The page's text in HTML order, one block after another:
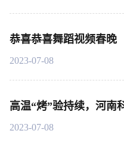
恭喜恭喜舞蹈视频春晚
2023-07-08
高温“烤”验持续，河南
2023-07-08